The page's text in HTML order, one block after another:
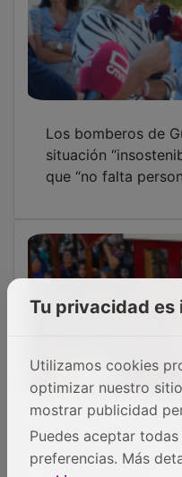
situación
que “no falta
La difícil
las talanqueras
Tu privacidad
Utilizamos cookies
optimizar nuestro
mostrar publicidad
Puedes aceptar
preferencias. Más